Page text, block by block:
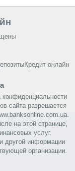
Кредит онлайн
конфиденциальности
сайта разрешается
на этой странице,
услуг.
другой информации
организации.